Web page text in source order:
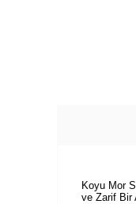
Koyu Mor
ve Zarif Bir